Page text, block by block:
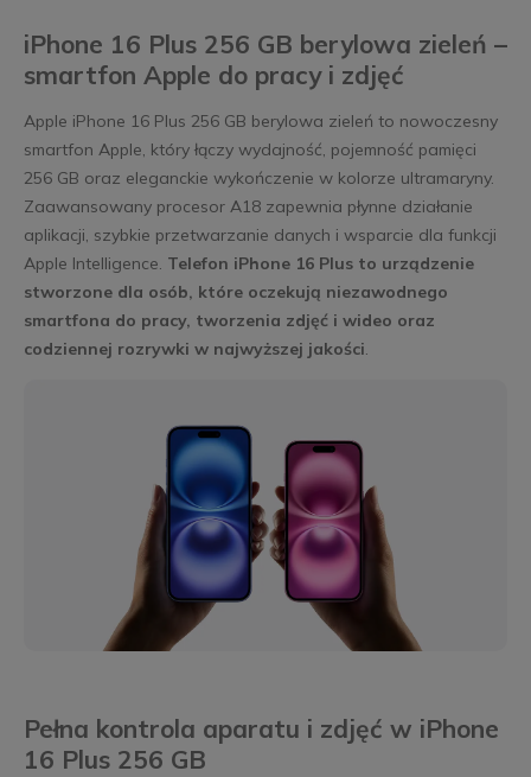
iPhone 16 Plus 256 GB berylowa zieleń –
smartfon Apple do pracy i zdjęć
Apple iPhone 16 Plus 256 GB berylowa zieleń to nowoczesny
smartfon Apple, który łączy wydajność, pojemność pamięci
256 GB oraz eleganckie wykończenie w kolorze ultramaryny.
Zaawansowany procesor A18 zapewnia płynne działanie
aplikacji, szybkie przetwarzanie danych i wsparcie dla funkcji
Apple Intelligence. Telefon iPhone 16 Plus to urządzenie
stworzone dla osób, które oczekują niezawodnego
smartfona do pracy, tworzenia zdjęć i wideo oraz
codziennej rozrywki w najwyższej jakości
Pełna kontrola aparatu i zdjęć w iPhone
16 Plus 256 GB